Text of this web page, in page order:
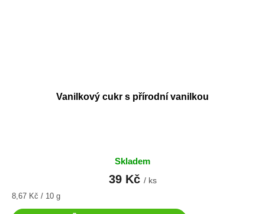
Vanilkový cukr s přírodní vanilkou
Skladem
39 Kč / ks
Měrná
8,67 Kč / 10 g